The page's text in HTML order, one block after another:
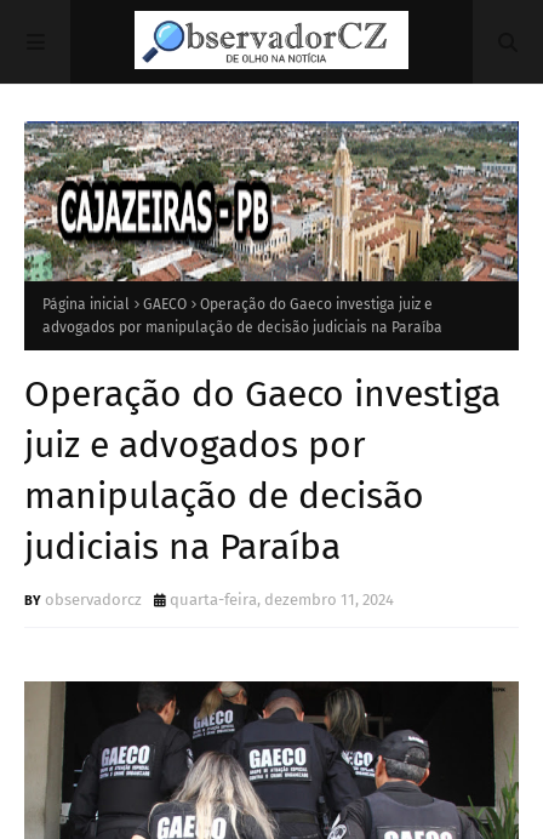
Página inicial GAECO
Operação do Gaeco investiga juiz e
advogados por manipulação de decisão judiciais na Paraíba
Operação do Gaeco investiga
juiz e advogados por
manipulação de decisão
judiciais na Paraíba
observadorcz quarta-feira, dezembro 11, 2024